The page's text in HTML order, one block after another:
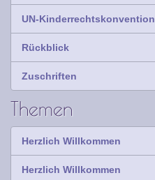
UN-Kinderrechtskonvention
Rückblick
Zuschriften
Themen
Herzlich Willkommen
Herzlich Willkommen